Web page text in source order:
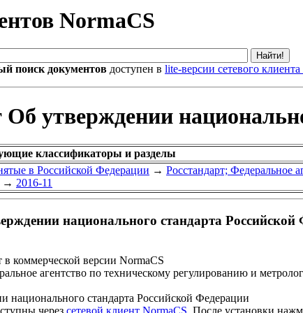
NormaCS
поиск документов доступен в lite-версии сетевого
Об утверждении
классификаторы и разделы
в Российской Федерации → Росстандарт; Федеральное
→ 2016-11
национального стандарта Российской
в коммерческой версии NormaCS
агентство по техническому регулированию и
национального стандарта Российской Федерации
через сетевой клиент NormaCS . После установки